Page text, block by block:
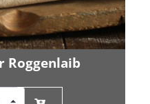
Roggenlaib